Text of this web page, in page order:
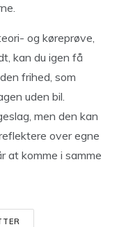
og køreprøve,
kan du igen få
frihed, som
uden bil.
men den kan
over egne
at komme i samme